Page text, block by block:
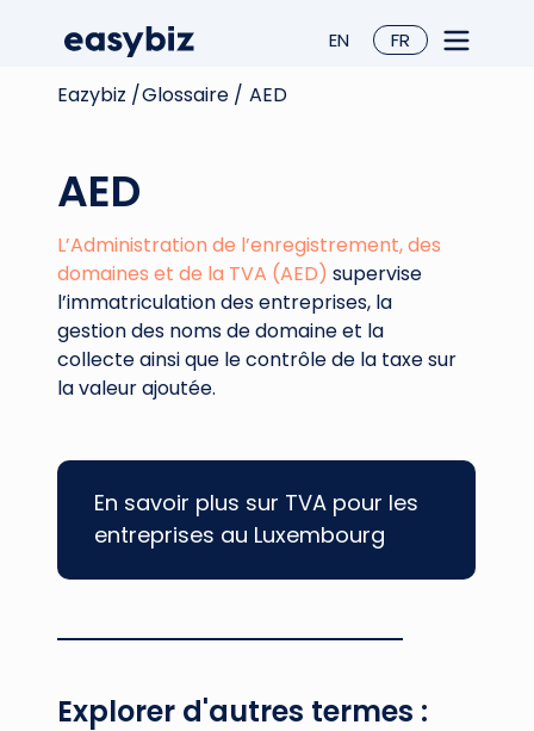
FR
EN
Glossaire / AED
Eazybiz /
L’Administration de l’enregistrement, des
domaines et de la TVA (AED) supervise
l’immatriculation des entreprises, la
gestion des noms de domaine et la
collecte ainsi que le contrôle de la taxe sur
la valeur ajoutée.
AED
En savoir plus sur TVA pour les
entreprises au Luxembourg
Explorer d'autres termes :